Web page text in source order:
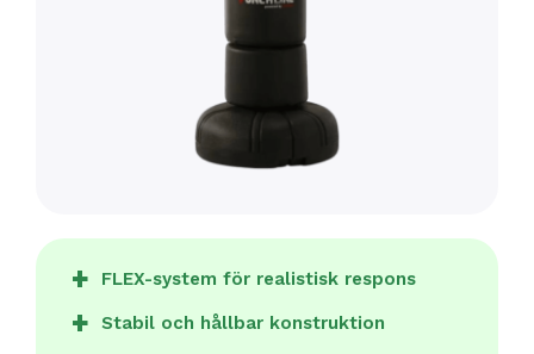
FLEX-system för realistisk respons
Stabil och hållbar konstruktion